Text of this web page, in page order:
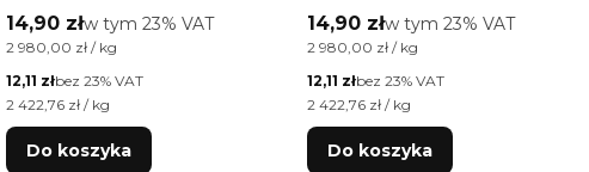
Cat Eye Limited Edition
AlleLac 5g
Cena brutto
14,90 złw tym %s VAT
w tym 23% VAT
Cena jednostkowa brutto
2 980,00 zł / kg
Cena netto
12,11 złbez 23% VAT
Cena jednostkowa netto
2 422,76 zł / kg
Do koszyka
Cat Eye Limited Edition
AlleLac 5g
Cena brutto
14,90 złw tym %s VAT
w tym 23% VAT
Cena jednostkowa brutto
2 980,00 zł / kg
Cena netto
12,11 złbez 23% VAT
Cena jednostkowa netto
2 422,76 zł / kg
Do koszyka